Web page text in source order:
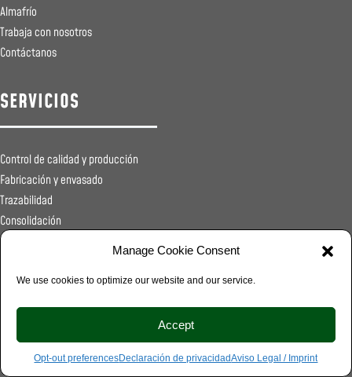
Manage Cookie Consent
We use cookies to optimize our website and our service.
Accept
Opt-out preferencesDeclaración de privacidadAviso Legal / Imprint
Almafrío
Trabaja con nosotros
Contáctanos
SERVICIOS
Control de calidad y producción
Fabricación y envasado
Trazabilidad
Consolidación
Registros sanitarios
Distribución